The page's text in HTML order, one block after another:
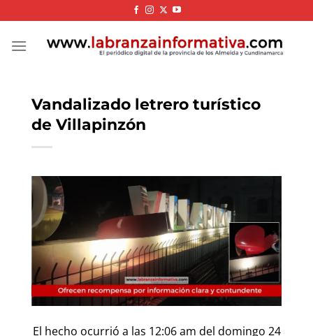
to
content
Vandalizado letrero turístico
de Villapinzón
El hecho ocurrió a las 12:06 am del domingo 24